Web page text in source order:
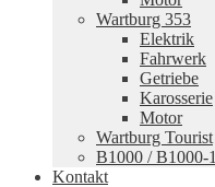
Wartburg 353
Elektrik
Fahrwerk
Getriebe
Karosserie
Motor
Wartburg Tourist
B1000 / B1000-1
Kontakt